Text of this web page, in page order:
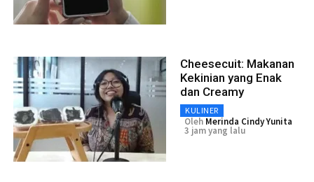
Cheesecuit: Makanan
Kekinian yang Enak
dan Creamy
KULINER
Oleh Merinda Cindy Yunita
3 jam yang lalu